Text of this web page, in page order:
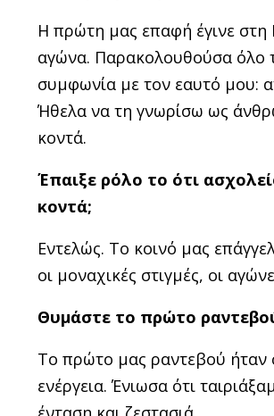
Η πρώτη μας επαφή έγινε στη
αγώνα. Παρακολουθούσα όλο
συμφωνία με τον εαυτό μου:
Ήθελα να τη γνωρίσω ως
κοντά.
Έπαιξε ρόλο το ότι
κοντά;
Εντελώς. Το κοινό μας
οι μοναχικές στιγμές, οι
Θυμάστε το πρώτο
Το πρώτο μας ραντεβού ήταν
ενέργεια. Ένιωσα ότι